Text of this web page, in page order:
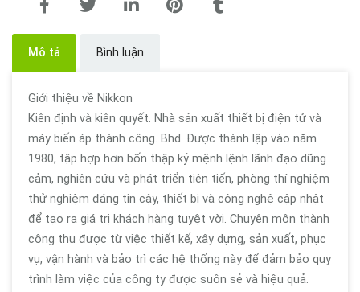
Mô tả Bình luận
Giới thiệu về Nikkon
Kiên định và kiên quyết. Nhà sản xuất thiết bị điện tử và
máy biến áp thành công. Bhd. Được thành lập vào năm
1980, tập hợp hơn bốn thập kỷ mệnh lệnh lãnh đạo dũng
cảm, nghiên cứu và phát triển tiên tiến, phòng thí nghiệm
thử nghiệm đáng tin cậy, thiết bị và công nghệ cập nhật
để tạo ra giá trị khách hàng tuyệt vời. Chuyên môn thành
công thu được từ việc thiết kế, xây dựng, sản xuất, phục
vụ, vận hành và bảo trì các hệ thống này để đảm bảo quy
trình làm việc của công ty được suôn sẻ và hiệu quả.